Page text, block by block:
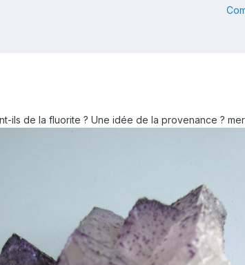
ils de la fluorite ? Une idée de la provenance ?